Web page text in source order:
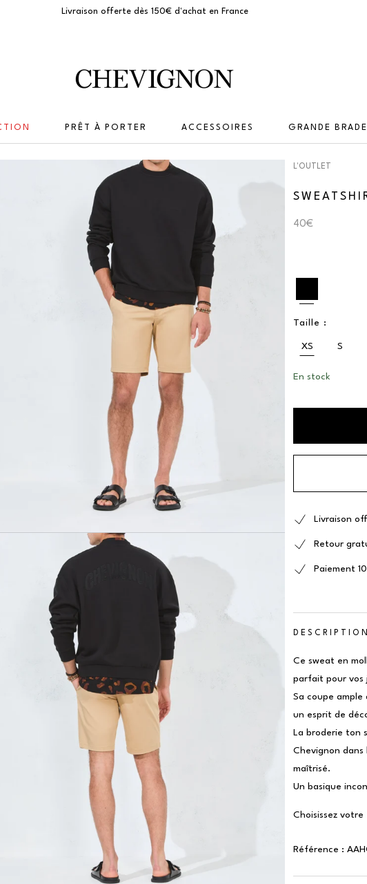
Livraison offerte dès 150€ d'achat en France
PRÊT À PORTER ACCESSOIRES GRANDE
L'OUTLET
40€
Taille :
XS S
En stock
Livraison
Retour
Paiement
DESCRIPTION
Ce sweat en
parfait pour vos
Sa coupe
un esprit de
La broderie ton
Chevignon
maîtrisé.
Un basique
Choisissez
Référence :